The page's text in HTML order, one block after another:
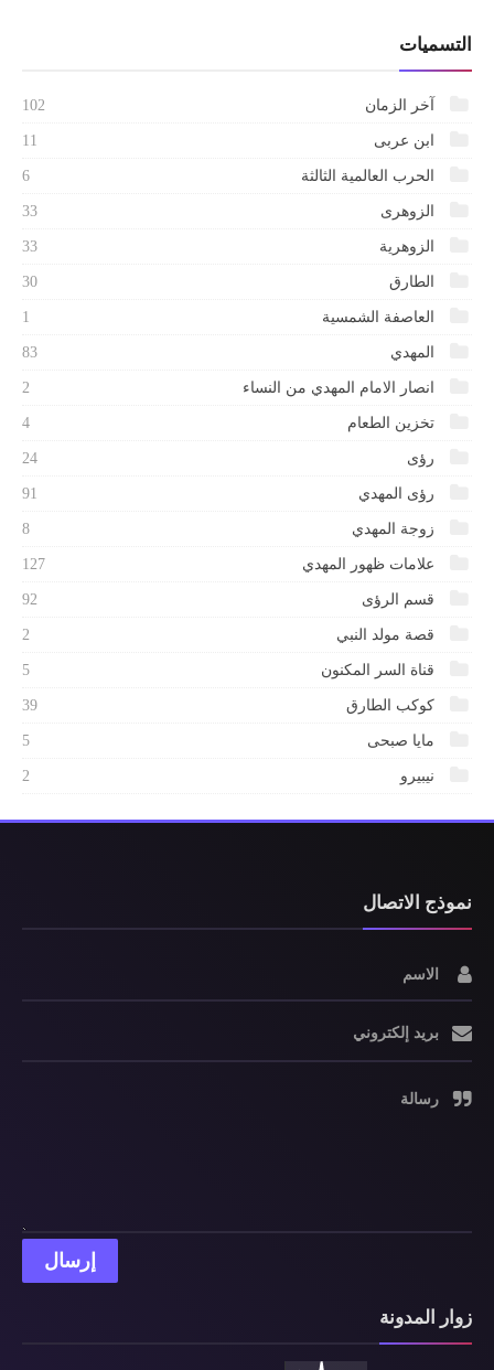
التسميات
آخر الزمان 102
ابن عربى 11
الحرب العالمية الثالثة 6
الزوهرى 33
الزوهرية 33
الطارق 30
العاصفة الشمسية 1
المهدي 83
انصار الامام المهدي من النساء 2
تخزين الطعام 4
رؤى 24
رؤى المهدي 91
زوجة المهدي 8
علامات ظهور المهدي 127
قسم الرؤى 92
قصة مولد النبي 2
قناة السر المكنون 5
كوكب الطارق 39
مايا صبحى 5
نيبيرو 2
نموذج الاتصال
الاسم
بريد إلكتروني
رسالة
زوار المدونة